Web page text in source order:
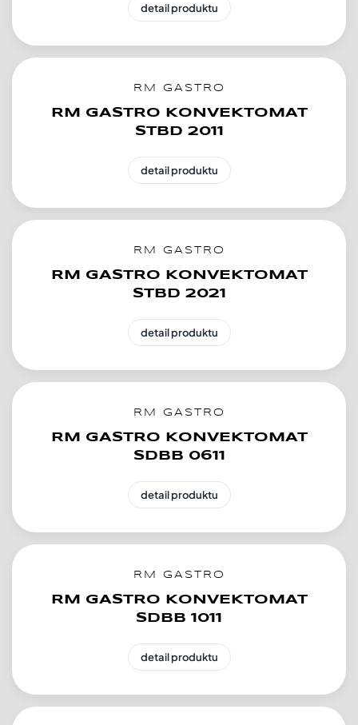
detail produktu
RM GASTRO
RM GASTRO KONVEKTOMAT
STBD 2011
detail produktu
RM GASTRO
RM GASTRO KONVEKTOMAT
STBD 2021
detail produktu
RM GASTRO
RM GASTRO KONVEKTOMAT
SDBB 0611
detail produktu
RM GASTRO
RM GASTRO KONVEKTOMAT
SDBB 1011
detail produktu